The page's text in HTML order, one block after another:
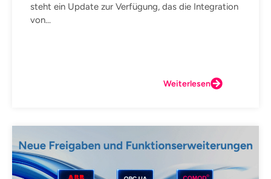
steht ein Update zur Verfügung, das die Integration
von...
Weiterlesen